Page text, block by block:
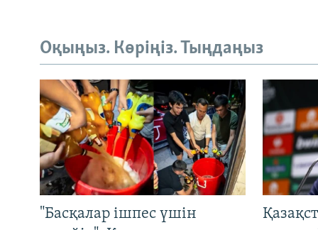
Оқыңыз. Көріңіз. Тыңдаңыз
"Басқалар ішпес үшін